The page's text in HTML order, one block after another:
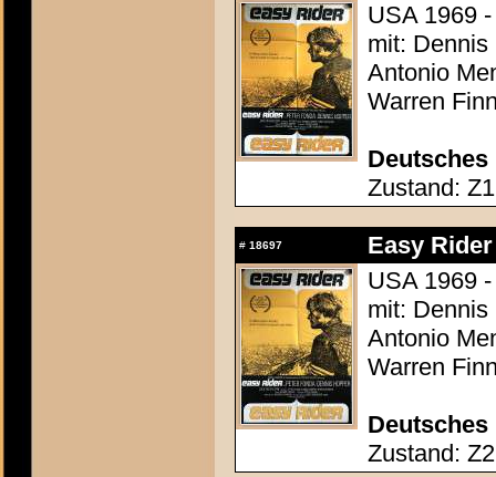
USA 1969
mit: Dennis
Antonio
Warren
Deutsches
Zustand:
# 18697
Easy
USA 1969
mit: Dennis
Antonio
Warren
Deutsches
Zustand: